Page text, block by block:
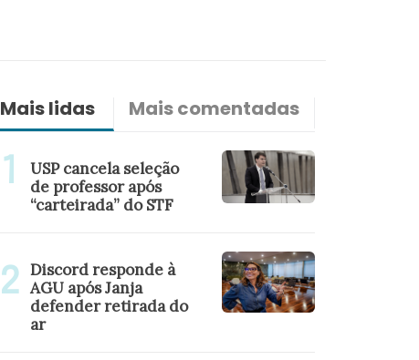
Mais lidas Mais comentadas
USP cancela seleção
de professor após
“carteirada” do STF
Discord responde à
AGU após Janja
defender retirada do
ar